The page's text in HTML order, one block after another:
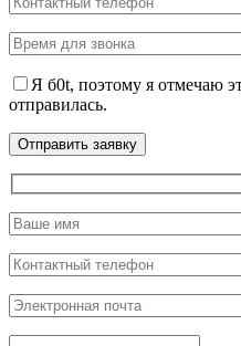
Я б0t, поэтому я отмечаю
отправилась.